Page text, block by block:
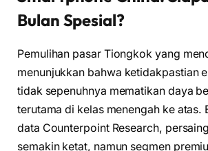
Bulan Spesial?
Pemulihan pasar Tiongkok yang
menunjukkan bahwa ketidakpastian
tidak sepenuhnya mematikan daya
terutama di kelas menengah ke atas.
data Counterpoint Research,
semakin ketat, namun segmen